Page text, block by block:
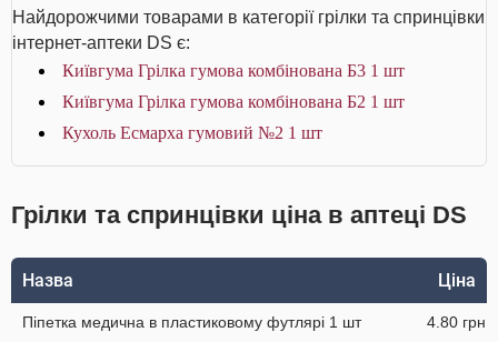
Найдорожчими товарами в категорії грілки та спринцівки
інтернет-аптеки DS є:
Київгума Грілка гумова комбінована Б3 1 шт
Київгума Грілка гумова комбінована Б2 1 шт
Кухоль Есмарха гумовий №2 1 шт
Грілки та спринцівки ціна в аптеці DS
Назва Ціна
Піпетка медична в пластиковому футлярі 1 шт 4.80 грн